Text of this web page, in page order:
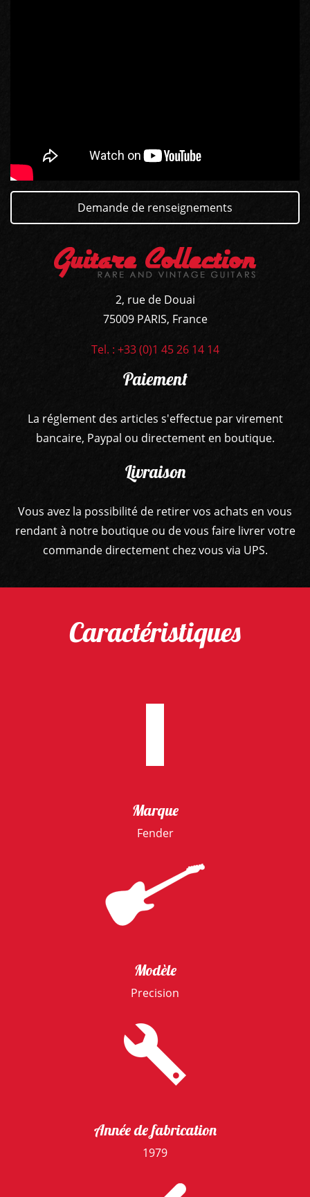
AMPLIS
Demande de renseignements
2, rue de Douai
75009 PARIS, France
Tel. : +33 (0)1 45 26 14 14
Paiement
La réglement des articles s'effectue par virement
bancaire, Paypal ou directement en boutique.
Livraison
Vous avez la possibilité de retirer vos achats en vous
rendant à notre boutique ou de vous faire livrer votre
commande directement chez vous via UPS.
Caractéristiques
Marque
Fender
Modèle
Precision
Année de fabrication
1979